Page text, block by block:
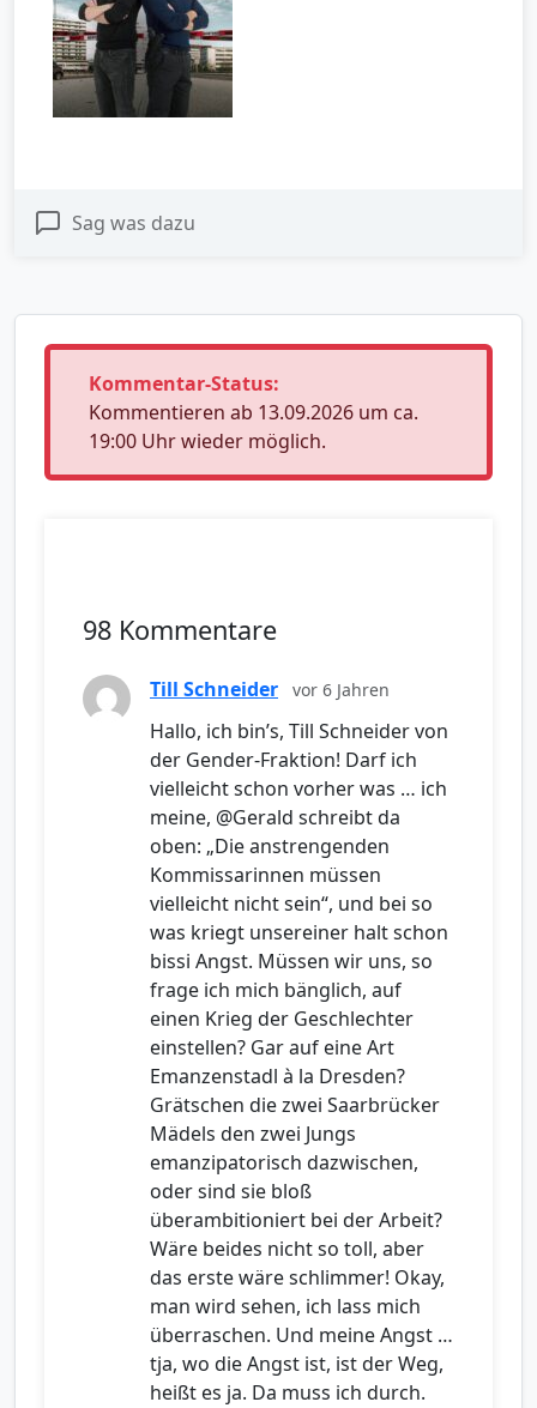
Sag was dazu
Kommentar-Status:
Kommentieren ab 13.09.2026 um ca.
19:00 Uhr wieder möglich.
98 Kommentare
Till Schneider vor 6 Jahren
Hallo, ich bin’s, Till Schneider von
der Gender-Fraktion! Darf ich
vielleicht schon vorher was … ich
meine, @Gerald schreibt da
oben: „Die anstrengenden
Kommissarinnen müssen
vielleicht nicht sein“, und bei so
was kriegt unsereiner halt schon
bissi Angst. Müssen wir uns, so
frage ich mich bänglich, auf
einen Krieg der Geschlechter
einstellen? Gar auf eine Art
Emanzenstadl à la Dresden?
Grätschen die zwei Saarbrücker
Mädels den zwei Jungs
emanzipatorisch dazwischen,
oder sind sie bloß
überambitioniert bei der Arbeit?
Wäre beides nicht so toll, aber
das erste wäre schlimmer! Okay,
man wird sehen, ich lass mich
überraschen. Und meine Angst …
tja, wo die Angst ist, ist der Weg,
heißt es ja. Da muss ich durch.